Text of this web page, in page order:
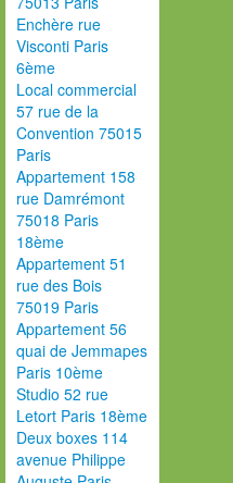
Enchère rue
Visconti Paris
6ème
Local commercial
57 rue de la
Convention 75015
Paris
Appartement 158
rue Damrémont
75018 Paris
18ème
Appartement 51
rue des Bois
75019 Paris
Appartement 56
quai de Jemmapes
Paris 10ème
Studio 52 rue
Letort Paris 18ème
Deux boxes 114
avenue Philippe